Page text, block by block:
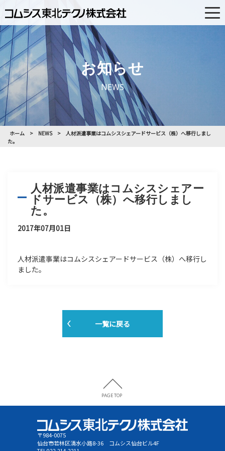
PAGE TOP
お知らせ
NEWS
ホーム NEWS
人材派遣事業はコムシスシェアードサービス（株）へ移行しまし
た。
人材派遣事業はコムシスシェアー
ドサービス（株）へ移行しまし
た。
2017年07月01日
人材派遣事業はコムシスシェアードサービス（株）へ移行し
ました。
一覧に戻る
〒984-0075
仙台市若林区清水小路8-36 コムシス仙台ビル4F